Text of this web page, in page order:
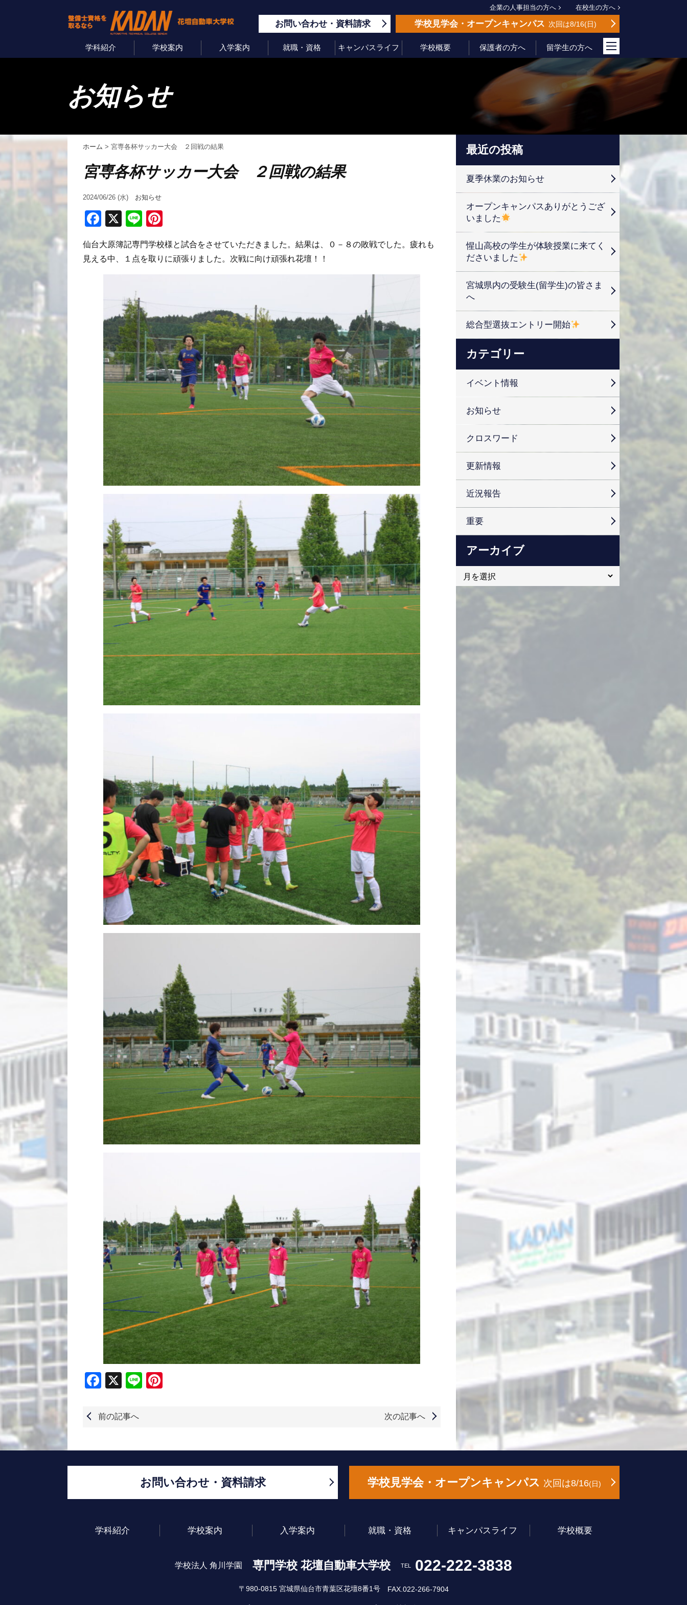
企業の人事担当の方へ 在校生の方へ
お問い合わせ 資料請求 学校見学会 オープンキャンパス 次回は8/16 日
学科紹介 学校案内 入学案内 就職・資格 キャンパスライフ 学校概要 保護者の方へ 留学生の方へ
お知らせ
ホーム > 宮専各杯サッカー大会 ２回戦の結果
宮専各杯サッカー大会 ２回戦の結果
2024/06/26 (水) お知らせ
Facebook
X Line
仙台大原簿記専門学校様と試合をさせていただきました。結果は、０－８の敗戦でした。疲れも
見える中、１点を取りに頑張りました。次戦に向け頑張れ花壇！！
Facebook
X Line
前の記事へ 次の記事へ
最近の投稿
夏季休業のお知らせ
オープンキャンパスありがとうござ
いました
惺山高校の学生が体験授業に来てく
ださいました
宮城県内の受験生(留学生)の皆さま
へ
総合型選抜エントリー開始
カテゴリー
イベント情報
お知らせ
クロスワード
更新情報
近況報告
重要
アーカイブ
お問い合わせ・資料請求 学校見学会・オープンキャンパス 次回は8/16 日
学科紹介 学校案内 入学案内 就職・資格 キャンパスライフ 学校概要
学校法人 角川学園 専門学校 花壇自動車大学校 TEL 022-222-3838
〒980-0815 宮城県仙台市青葉区花壇8番1号 FAX.022-266-7904